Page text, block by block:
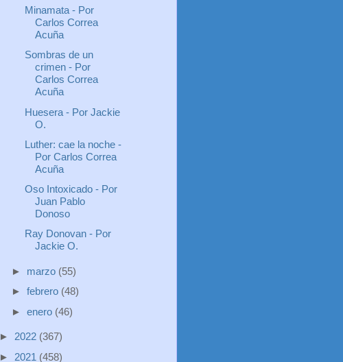
Minamata - Por
Carlos Correa
Acuña
Sombras de un
crimen - Por
Carlos Correa
Acuña
Huesera - Por Jackie
O.
Luther: cae la noche -
Por Carlos Correa
Acuña
Oso Intoxicado - Por
Juan Pablo
Donoso
Ray Donovan - Por
Jackie O.
► marzo (55)
► febrero (48)
► enero (46)
► 2022 (367)
► 2021 (458)